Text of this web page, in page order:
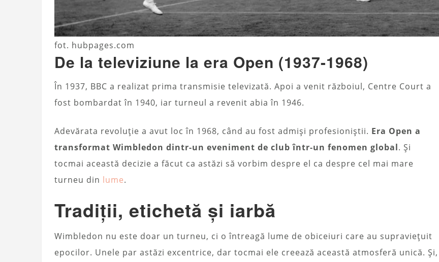
fot. hubpages.com
De la televiziune la era Open (1937-1968)
În 1937, BBC a realizat prima transmisie televizată. Apoi a venit războiul, Centre Court a
fost bombardat în 1940, iar turneul a revenit abia în 1946.
Adevărata revoluție a avut loc în 1968, când au fost admiși profesioniștii. Era Open a
transformat Wimbledon dintr-un eveniment de club într-un fenomen global. Și
tocmai această decizie a făcut ca astăzi să vorbim despre el ca despre cel mai mare
turneu din lume.
Tradiții, etichetă și iarbă
Wimbledon nu este doar un turneu, ci o întreagă lume de obiceiuri care au supraviețuit
epocilor. Unele par astăzi excentrice, dar tocmai ele creează această atmosferă unică. Și,